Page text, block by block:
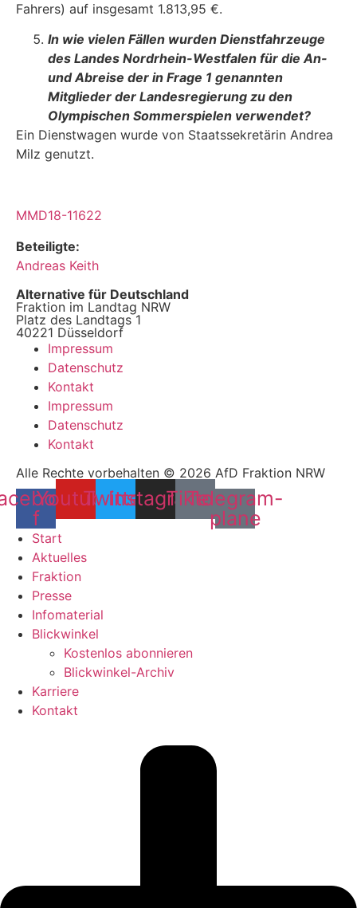
Fahrers) auf insgesamt 1.813,95 €.
In wie vielen Fällen wurden Dienstfahrzeuge
des Landes Nordrhein-Westfalen für die An-
und Abreise der in Frage 1 genannten
Mitglieder der Landesregierung zu den
Olympischen Sommerspielen verwendet?
Ein Dienstwagen wurde von Staatssekretärin Andrea
Milz genutzt.
MMD18-11622
Beteiligte:
Andreas Keith
Alternative für Deutschland
Fraktion im Landtag NRW
Platz des Landtags 1
40221 Düsseldorf
Impressum
Datenschutz
Kontakt
Impressum
Datenschutz
Kontakt
Alle Rechte vorbehalten © 2026 AfD Fraktion NRW
f
YoutubeTwitter
Instagram
Tiktok
Telegram-
plane
Start
Aktuelles
Fraktion
Presse
Infomaterial
Blickwinkel
Kostenlos abonnieren
Blickwinkel-Archiv
Karriere
Kontakt